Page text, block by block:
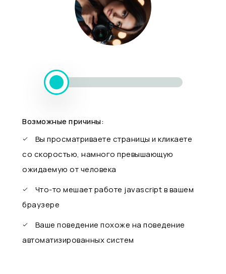
Возможные причины:
Вы просматриваете страницы и кликаете
со скоростью, намного превышающую
ожидаемую от человека
Что-то мешает работе javascript в вашем
браузере
Ваше поведение похоже на поведение
автоматизированных систем